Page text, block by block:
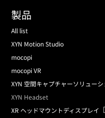
製品
All list
XYN Motion Studio
mocopi
mocopi VR
XYN 空間キャプチャーソリューシ
XYN Headset
XR ヘッドマウントディスプレイ